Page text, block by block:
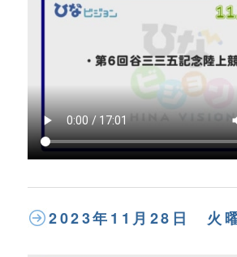
2023年11月28日 火